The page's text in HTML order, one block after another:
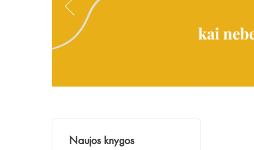
Naujos knygos